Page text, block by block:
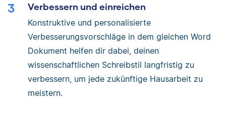
Verbessern und einreichen
Konstruktive und personalisierte
Verbesserungsvorschläge in dem gleichen Word
Dokument helfen dir dabei, deinen
wissenschaftlichen Schreibstil langfristig zu
verbessern, um jede zukünftige Hausarbeit zu
meistern.